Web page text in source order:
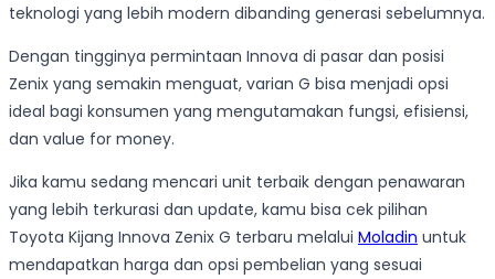
teknologi yang lebih modern dibanding generasi sebelumnya.
Dengan tingginya permintaan Innova di pasar dan posisi
Zenix yang semakin menguat, varian G bisa menjadi opsi
ideal bagi konsumen yang mengutamakan fungsi, efisiensi,
dan value for money.
Jika kamu sedang mencari unit terbaik dengan penawaran
yang lebih terkurasi dan update, kamu bisa cek pilihan
Toyota Kijang Innova Zenix G terbaru melalui Moladin untuk
mendapatkan harga dan opsi pembelian yang sesuai